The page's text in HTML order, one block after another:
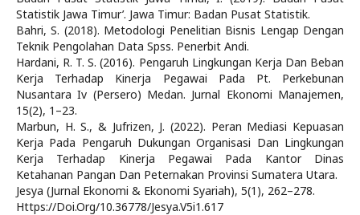
Statistik Jawa Timur’. Jawa Timur: Badan Pusat Statistik.
Bahri, S. (2018). Metodologi Penelitian Bisnis Lengap Dengan
Teknik Pengolahan Data Spss. Penerbit Andi.
Hardani, R. T. S. (2016). Pengaruh Lingkungan Kerja Dan Beban
Kerja Terhadap Kinerja Pegawai Pada Pt. Perkebunan
Nusantara Iv (Persero) Medan. Jurnal Ekonomi Manajemen,
15(2), 1–23.
Marbun, H. S., & Jufrizen, J. (2022). Peran Mediasi Kepuasan
Kerja Pada Pengaruh Dukungan Organisasi Dan Lingkungan
Kerja Terhadap Kinerja Pegawai Pada Kantor Dinas
Ketahanan Pangan Dan Peternakan Provinsi Sumatera Utara.
Jesya (Jurnal Ekonomi & Ekonomi Syariah), 5(1), 262–278.
Https://Doi.Org/10.36778/Jesya.V5i1.617